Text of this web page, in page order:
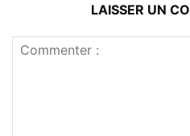
LAISSER UN